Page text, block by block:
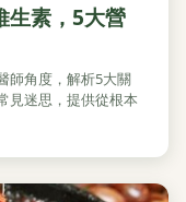
生素，5大營
師角度，解析5大關
見迷思，提供從根本